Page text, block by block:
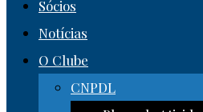
Sócios
Notícias
O Clube
CNPDL